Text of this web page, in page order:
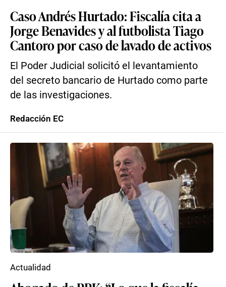
Caso Andrés Hurtado: Fiscalía cita a
Jorge Benavides y al futbolista Tiago
Cantoro por caso de lavado de activos
El Poder Judicial solicitó el levantamiento
del secreto bancario de Hurtado como parte
de las investigaciones.
Redacción EC
Actualidad